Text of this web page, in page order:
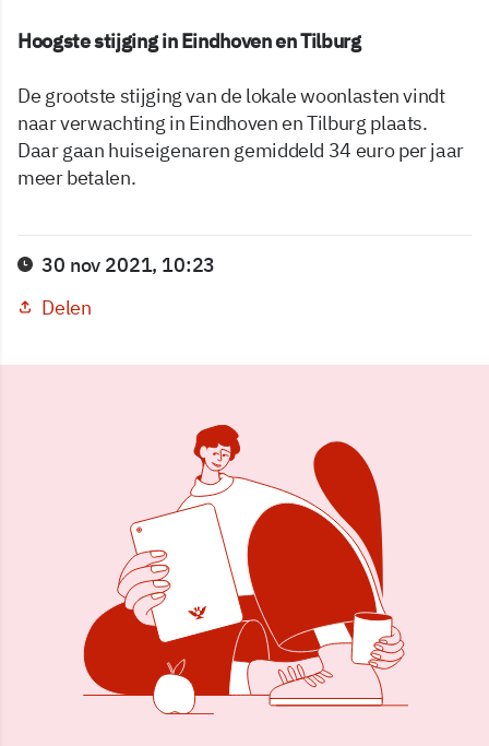
Hoogste stijging in Eindhoven en Tilburg
De grootste stijging van de lokale woonlasten vindt
naar verwachting in Eindhoven en Tilburg plaats.
Daar gaan huiseigenaren gemiddeld 34 euro per jaar
meer betalen.
30 nov 2021, 10:23
Delen